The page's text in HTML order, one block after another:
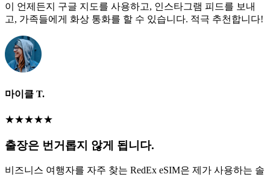
이 언제든지 구글 지도를 사용하고, 인스타그램 피드를 보내
고, 가족들에게 화상 통화를 할 수 있습니다. 적극 추천합니다!
마이클 T.
★★★★★
출장은 번거롭지 않게 됩니다.
비즈니스 여행자를 자주 찾는 RedEx eSIM은 제가 사용하는 솔